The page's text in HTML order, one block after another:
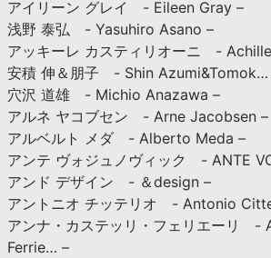
アイリーン グレイ - Eileen Gray –
浅野 泰弘 - Yasuhiro Asano –
アッキーレ カスティリオーニ -
安積 伸＆朋子 - Shin Azumi&Tomok…
穴沢 道雄 - Michio Anazawa –
アルネ ヤコブセン - Arne Jacobsen –
アルベルト メダ - Alberto Meda –
アンテ ヴォジュノヴィック - ANTE
アンド デザイン - ＆design –
アントニオ チッテリオ - Antonio
アンナ・カステッリ・フェリエーリ -
Ferrie… –